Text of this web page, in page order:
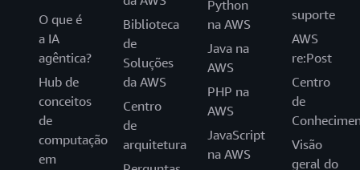
O que é
a IA
agêntica?
Hub de
conceitos
de
computação
em
Biblioteca
de
Soluções
da AWS
Centro
de
arquitetura
Python
na AWS
Java na
AWS
PHP na
AWS
JavaScript
na AWS
suporte
AWS
re:Post
Centro
de
Visão
geral do